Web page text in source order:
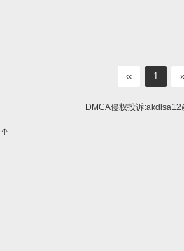
‹‹ 1
DMCA侵权投诉: